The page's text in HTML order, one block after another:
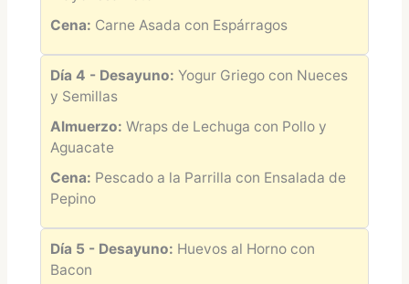
Cena: Carne Asada con Espárragos
Día 4 - Desayuno: Yogur Griego con Nueces
y Semillas
Almuerzo: Wraps de Lechuga con Pollo y
Aguacate
Cena: Pescado a la Parrilla con Ensalada de
Pepino
Día 5 - Desayuno: Huevos al Horno con
Bacon